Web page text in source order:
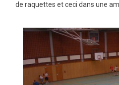
de raquettes et ceci dans une